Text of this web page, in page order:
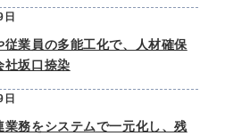
従業員の多能工化で、人材確保
社坂口捺染
業務をシステムで一元化し、残